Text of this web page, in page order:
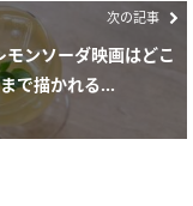
次の記事
モンソーダ映画はどこ
まで描かれる...